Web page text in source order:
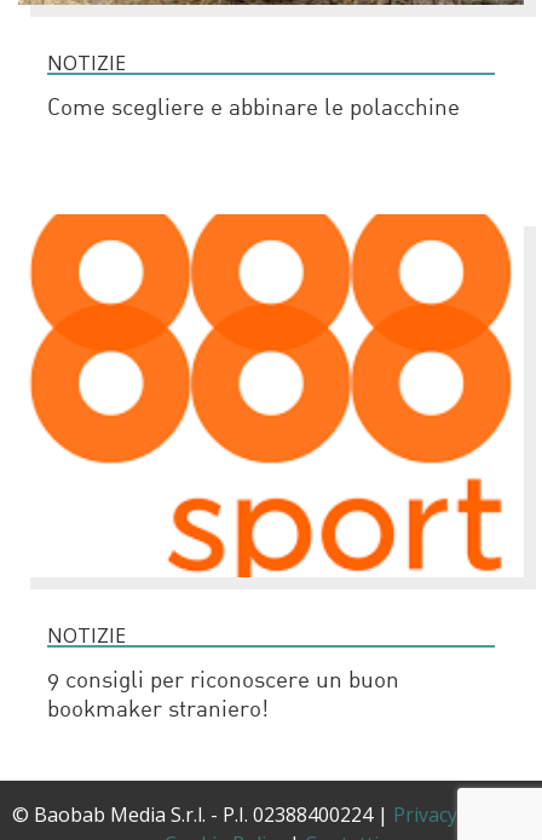
NOTIZIE
Come scegliere e abbinare le polacchine
NOTIZIE
9 consigli per riconoscere un buon
bookmaker straniero!
© Baobab Media S.r.l. - P.I. 02388400224 | Privacy Policy